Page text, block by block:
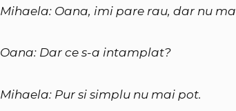
Mihaela: Oana, imi pare rau, dar nu
Oana: Dar ce s-a intamplat?
Mihaela: Pur si simplu nu mai pot.